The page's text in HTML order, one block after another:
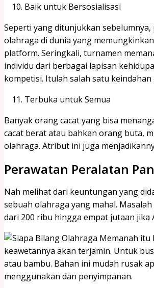
Baik untuk Bersosialisasi
Seperti yang ditunjukkan
olahraga di dunia yang
platform. Seringkali, turnamen
individu dari berbagai lapisan
kompetisi. Itulah salah satu keindahan
Terbuka untuk Semua
Banyak orang cacat yang bisa
cacat berat atau bahkan orang buta,
olahraga. Atribut ini juga
Perawatan Peralatan
Nah melihat dari keuntungan yang
sebuah olahraga yang mahal.
dari 200 ribu hingga empat jutaan jika
keawetannya akan terjamin. Untuk
atau bambu. Bahan ini mudah rusak
menggunakan dan penyimpanan.